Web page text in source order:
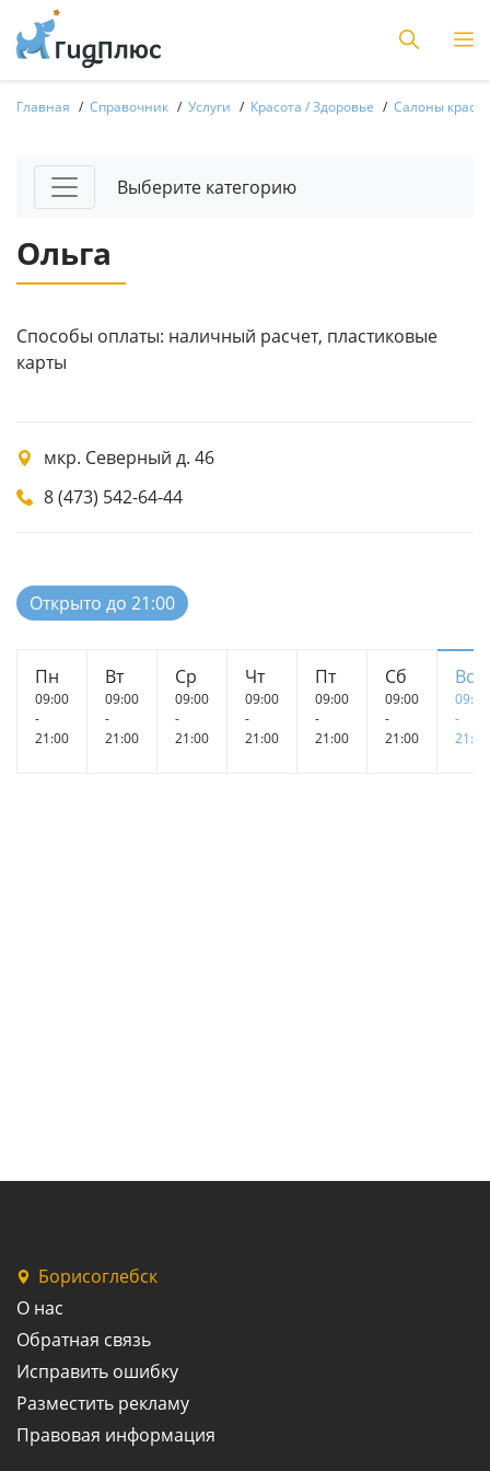
Главная Справочник Услуги Красота / Здоровье Салоны
Выберите категорию
Ольга
Способы оплаты: наличный расчет, пластиковые
карты
мкр. Северный д. 46
8 (473) 542-64-44
Открыто до 21:00
Пн
09:00
-
21:00
Вт
09:00
-
21:00
Ср
09:00
-
21:00
Чт
09:00
-
21:00
Пт
09:00
-
21:00
Сб
09:00
-
21:00
Вс
09:00
-
21:00
Борисоглебск
О нас
Обратная связь
Исправить ошибку
Разместить рекламу
Правовая информация